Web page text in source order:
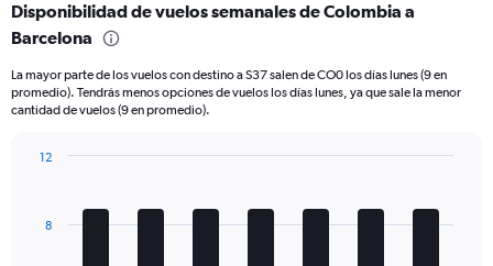
Range:
6
The
chart
displaying
Number
Disponibilidad de vuelos semanales de Colombia a
Barcelona
La mayor parte de los vuelos con destino a S37 salen de CO0 los días lunes (9 en
promedio). Tendrás menos opciones de vuelos los días lunes, ya que sale la menor
cantidad de vuelos (9 en promedio).
8
12